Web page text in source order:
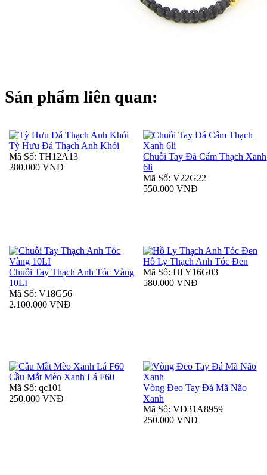
Sản phẩm liên quan:
Tỳ Hưu Đá Thạch Anh Khói
Mã Số: TH12A13
280.000 VNĐ
Chuỗi Tay Đá Cẩm Thạch Xanh
6li
Mã Số: V22G22
550.000 VNĐ
Chuỗi Tay Thạch Anh Tóc Vàng
10LI
Mã Số: V18G56
2.100.000 VNĐ
Hồ Ly Thạch Anh Tóc Đen
Mã Số: HLY16G03
580.000 VNĐ
Cầu Mắt Mèo Xanh Lá F60
Mã Số: qc101
250.000 VNĐ
Vòng Đeo Tay Đá Mã Não
Xanh
Mã Số: VD31A8959
250.000 VNĐ